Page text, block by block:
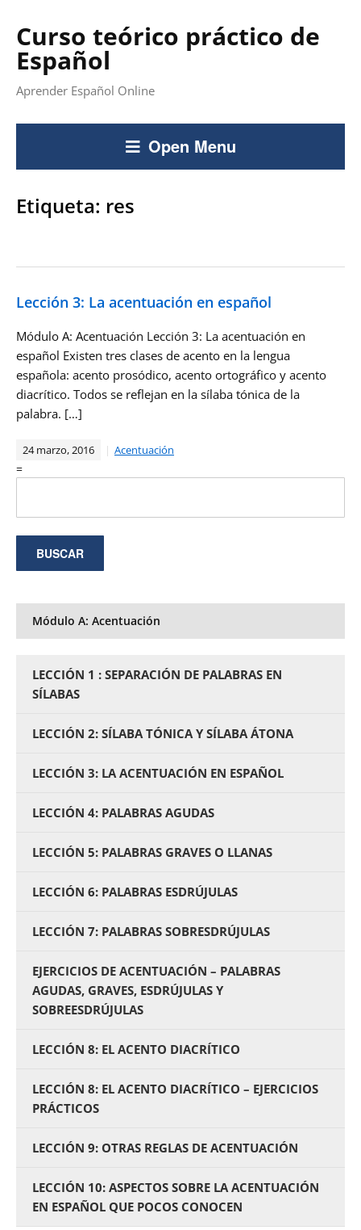
Curso teórico práctico de
Español
Aprender Español Online
Open Menu
Etiqueta: res
Lección 3: La acentuación en español
Módulo A: Acentuación Lección 3: La acentuación en
español Existen tres clases de acento en la lengua
española: acento prosódico, acento ortográfico y acento
diacrítico. Todos se reflejan en la sílaba tónica de la
palabra. […]
24 marzo, 2016 Acentuación
=
Módulo A: Acentuación
LECCIÓN 1 : SEPARACIÓN DE PALABRAS EN
SÍLABAS
LECCIÓN 2: SÍLABA TÓNICA Y SÍLABA ÁTONA
LECCIÓN 3: LA ACENTUACIÓN EN ESPAÑOL
LECCIÓN 4: PALABRAS AGUDAS
LECCIÓN 5: PALABRAS GRAVES O LLANAS
LECCIÓN 6: PALABRAS ESDRÚJULAS
LECCIÓN 7: PALABRAS SOBRESDRÚJULAS
EJERCICIOS DE ACENTUACIÓN – PALABRAS
AGUDAS, GRAVES, ESDRÚJULAS Y
SOBREESDRÚJULAS
LECCIÓN 8: EL ACENTO DIACRÍTICO
LECCIÓN 8: EL ACENTO DIACRÍTICO – EJERCICIOS
PRÁCTICOS
LECCIÓN 9: OTRAS REGLAS DE ACENTUACIÓN
LECCIÓN 10: ASPECTOS SOBRE LA ACENTUACIÓN
EN ESPAÑOL QUE POCOS CONOCEN